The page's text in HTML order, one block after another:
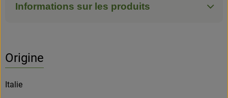
Informations sur les produits
Origine
Italie